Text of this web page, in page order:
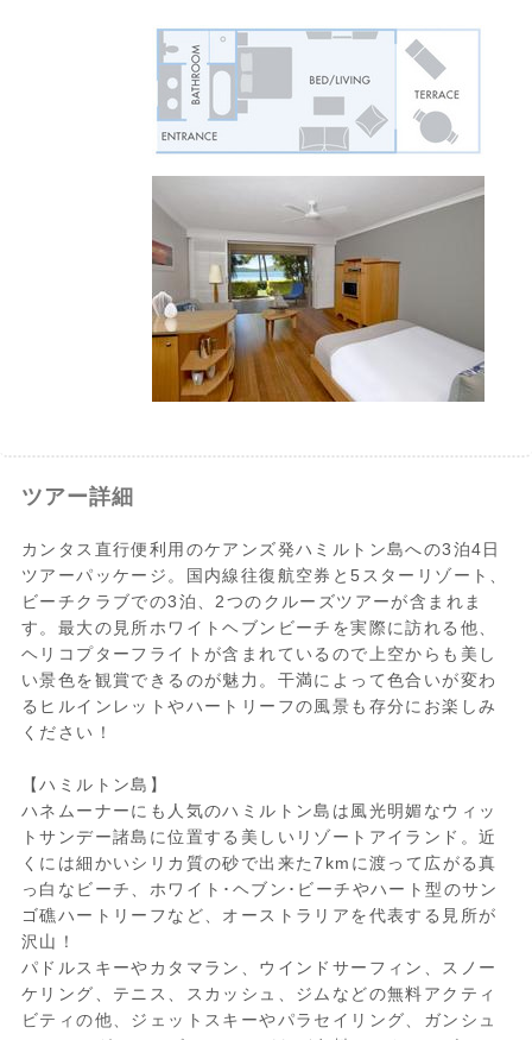
1日目
ケアンズ空港から国内線直行便でハミルト
ン島へ
※出発の30分前までにはご自身にてケアン
ズ空港にてチェックインをお済ませくださ
い。
変更される場合がございます。
9:35 ハミルトン島空港到着
各リゾートにお送り(空港からリゾートエリ
※預け荷物を受け取ってから送迎シャトル
に乗ってください。お荷物はポーターがお
部屋に運びます。
ツアー詳細
カンタス直行便利用のケアンズ発ハミルトン島への3泊4日
ツアーパッケージ。国内線往復航空券と5スターリゾート、
ビーチクラブでの3泊、2つのクルーズツアーが含まれま
す。最大の見所ホワイトヘブンビーチを実際に訪れる他、
ヘリコプターフライトが含まれているので上空からも美し
い景色を観賞できるのが魅力。干満によって色合いが変わ
るヒルインレットやハートリーフの風景も存分にお楽しみ
ください！
【ハミルトン島】
ハネムーナーにも人気のハミルトン島は風光明媚なウィッ
トサンデー諸島に位置する美しいリゾートアイランド。近
くには細かいシリカ質の砂で出来た7kmに渡って広がる真
っ白なビーチ、ホワイト･ヘブン･ビーチやハート型のサン
ゴ礁ハートリーフなど、オーストラリアを代表する見所が
沢山！
パドルスキーやカタマラン、ウインドサーフィン、スノー
ケリング、テニス、スカッシュ、ジムなどの無料アクティ
ビティの他、ジェットスキーやパラセイリング、ガンシュ